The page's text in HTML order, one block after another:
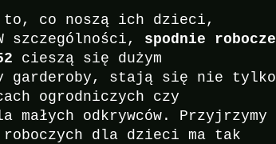
to, co noszą ich dzieci,
szczególności, spodnie robocze
cieszą się dużym
garderoby, stają się nie tylko
ogrodniczych czy
małych odkrywców. Przyjrzymy
dla dzieci ma tak